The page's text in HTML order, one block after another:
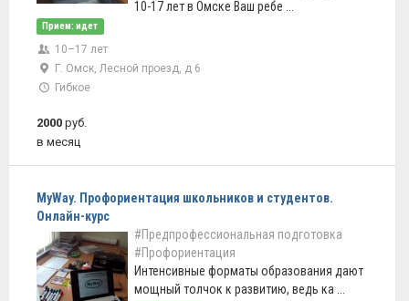
10-17 лет в Омске Ваш ребе ...
Прием: идет
10–17 лет
Г. Омск, Лесной проезд, д 6
Гибкое
2000 руб.
в месяц
MyWay. Профориентация школьников и студентов.
Онлайн-курс
#Предпрофессиональная подготовка
#Профориентация
Интенсивные форматы образования дают
мощный толчок к развитию, ведь ка ...